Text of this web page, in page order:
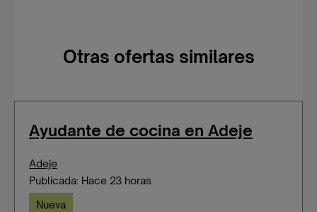
Otras ofertas similares
Ayudante de cocina en Adeje
Adeje
Publicada: Hace 23 horas
Nueva